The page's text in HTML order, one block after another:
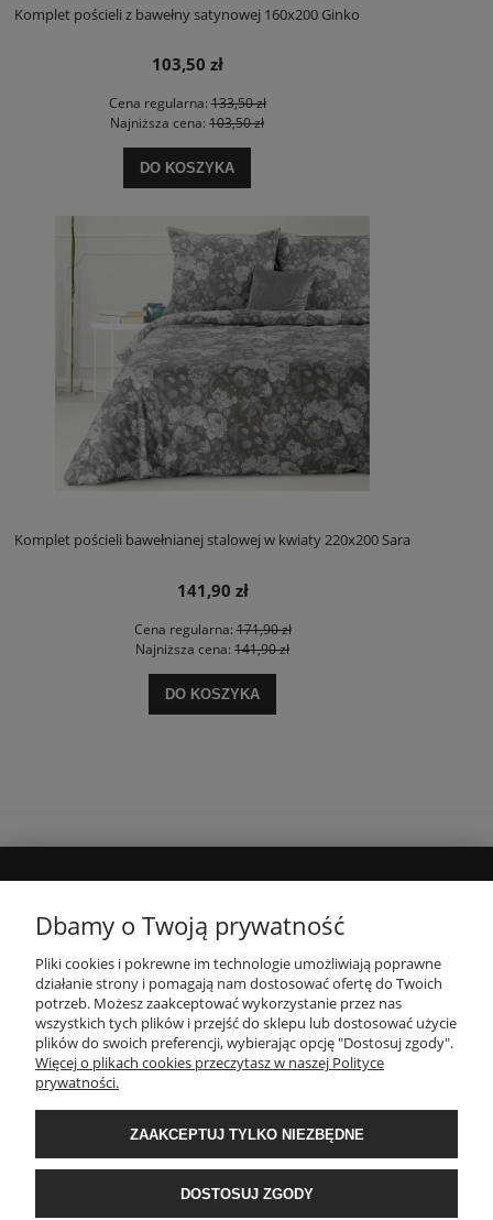
Komplet pościeli z bawełny satynowej 160x200 Ginko
103,50 zł
Cena regularna:133,50 zł
Najniższa cena: 103,50 zł
DO KOSZYKA
Komplet pościeli bawełnianej stalowej w kwiaty 220x200 Sara
141,90 zł
Cena regularna:171,90 zł
Najniższa cena: 141,90 zł
DO KOSZYKA
INFORMACJE
PŁATNOŚCI I DOSTAWA
O NAS
POPULARNE KATEGORIE
Dbamy o Twoją prywatność
Pliki cookies i pokrewne im technologie umożliwiają poprawne
działanie strony i pomagają nam dostosować ofertę do Twoich
potrzeb. Możesz zaakceptować wykorzystanie przez nas
wszystkich tych plików i przejść do sklepu lub dostosować użycie
plików do swoich preferencji, wybierając opcję "Dostosuj zgody".
Więcej o plikach cookies przeczytasz w naszej Polityce
prywatności.
ZAAKCEPTUJ TYLKO NIEZBĘDNE
DOSTOSUJ ZGODY